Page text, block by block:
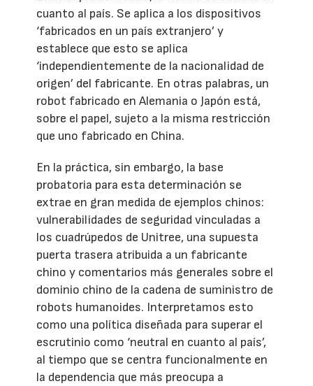
cuanto al país. Se aplica a los dispositivos
‘fabricados en un país extranjero’ y
establece que esto se aplica
‘independientemente de la nacionalidad de
origen’ del fabricante. En otras palabras, un
robot fabricado en Alemania o Japón está,
sobre el papel, sujeto a la misma restricción
que uno fabricado en China.
En la práctica, sin embargo, la base
probatoria para esta determinación se
extrae en gran medida de ejemplos chinos:
vulnerabilidades de seguridad vinculadas a
los cuadrúpedos de Unitree, una supuesta
puerta trasera atribuida a un fabricante
chino y comentarios más generales sobre el
dominio chino de la cadena de suministro de
robots humanoides. Interpretamos esto
como una política diseñada para superar el
escrutinio como ‘neutral en cuanto al país’,
al tiempo que se centra funcionalmente en
la dependencia que más preocupa a